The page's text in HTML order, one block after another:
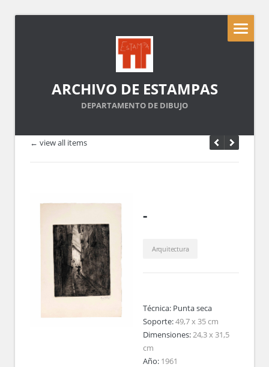
ARCHIVO DE ESTAMPAS
DEPARTAMENTO DE DIBUJO
← view all items
-
Arquitectura
Técnica: Punta seca
Soporte:49,7 x 35 cm
Dimensiones:24,3 x 31,5
cm
Año: 1961